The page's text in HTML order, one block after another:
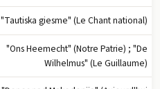
"Tautiska giesme" (Le Chant national)
"Ons Heemecht" (Notre Patrie) ; "De
Wilhelmus" (Le Guillaume)